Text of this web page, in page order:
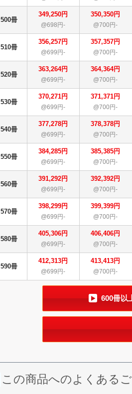
500冊
349,250円
@698円-
350,350円
@700円-
510冊
356,257円
@699円-
357,357円
@700円-
520冊
363,264円
@699円-
364,364円
@700円-
530冊
370,271円
@699円-
371,371円
@700円-
540冊
377,278円
@699円-
378,378円
@700円-
550冊
384,285円
@699円-
385,385円
@700円-
560冊
391,292円
@699円-
392,392円
@700円-
570冊
398,299円
@699円-
399,399円
@700円-
580冊
405,306円
@699円-
406,406円
@700円-
590冊
412,313円
@699円-
413,413円
@700円-
600冊以
この商品へのよくある